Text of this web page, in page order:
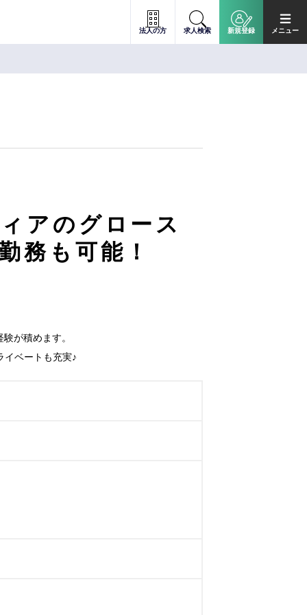
法人の方 求人検索 新規登録 メニュー
アのグロース
務も可能！
が積めます。
ベートも充実♪